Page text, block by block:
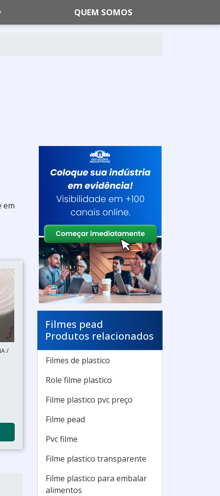
QUEM SOMOS
em
/
Filmes pead
Produtos relacionados
Filmes de plastico
Role filme plastico
Filme plastico pvc preço
Filme pead
Pvc filme
Filme plastico transparente
Filme plastico para embalar
alimentos